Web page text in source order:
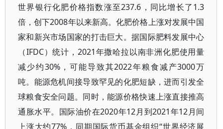
世界银行化肥价格指数涨至237.6，同比增长了1.3
倍，创下2008年以来新高。化肥价格上涨对发展中国
家和新兴市场国家的打击巨大。据国际肥料发展中心
（IFDC）统计，2021年撒哈拉以南非洲化肥使用量
减少约30%，可能导致其2022年粮食减产3000万
吨。能源危机间接导致罕见的化肥短缺，进而引发全
球粮食安全问题。同时，能源价格快速上涨直接推高
通胀水平。国际油价在2020年12月到2021年12月间
上涨大约77%，同期国际货币基金组织“世界经济展